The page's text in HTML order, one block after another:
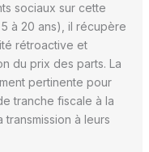
sociaux sur cette
à 20 ans), il récupère
rétroactive et
du prix des parts. La
pertinente pour
tranche fiscale à la
à leurs